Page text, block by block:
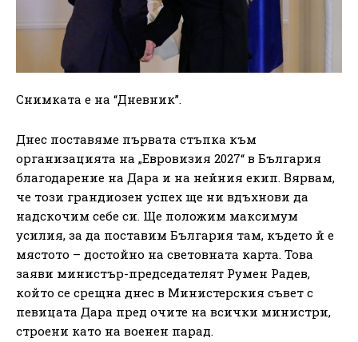
Снимката е на “Дневник”.
Днес поставяме първата стъпка към
организацията на „Евровизия 2027“ в България
благодарение на Дара и на нейния екип. Вярвам,
че този грандиозен успех ще ни вдъхнови да
надскочим себе си. Ще положим максимум
усилия, за да поставим България там, където й е
мястото – достойно на световната карта. Това
заяви министър-председателят Румен Радев,
който се срещна днес в Министерския съвет с
певицата Дара пред очите на всички министри,
строени като на военен парад.